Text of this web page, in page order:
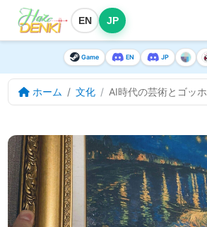
EN JP
Game EN JP
ホーム 文化 AI時代の芸術とゴッホ